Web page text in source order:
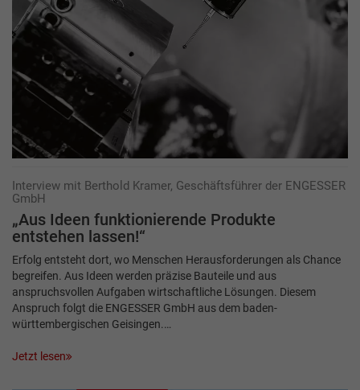
Interview mit Berthold Kramer, Geschäftsführer der ENGESSER
GmbH
„Aus Ideen funktionierende Produkte
entstehen lassen!“
Erfolg entsteht dort, wo Menschen Herausforderungen als Chance
begreifen. Aus Ideen werden präzise Bauteile und aus
anspruchsvollen Aufgaben wirtschaftliche Lösungen. Diesem
Anspruch folgt die ENGESSER GmbH aus dem baden-
württembergischen Geisingen.…
Jetzt lesen